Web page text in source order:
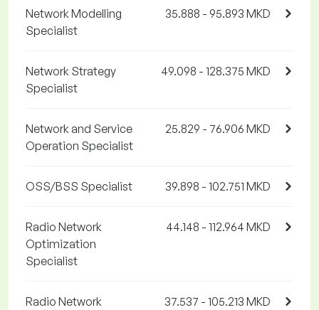
Network Modelling
Specialist
35.888 - 95.893 MKD
Network Strategy
Specialist
49.098 - 128.375 MKD
Network and Service
Operation Specialist
25.829 - 76.906 MKD
OSS/BSS Specialist 39.898 - 102.751 MKD
Radio Network
Optimization
Specialist
44.148 - 112.964 MKD
Radio Network
37.537 - 105.213 MKD